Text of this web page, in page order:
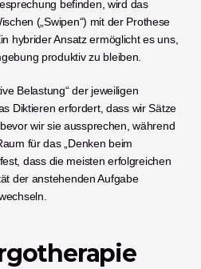
befinden, wird das
(„Swipen“) mit der Prothese
hybrider Ansatz ermöglicht es uns,
produktiv zu bleiben.
Belastung“ der jeweiligen
Diktieren erfordert, dass wir Sätze
wir sie aussprechen, während
für das „Denken beim
dass die meisten erfolgreichen
der anstehenden Aufgabe